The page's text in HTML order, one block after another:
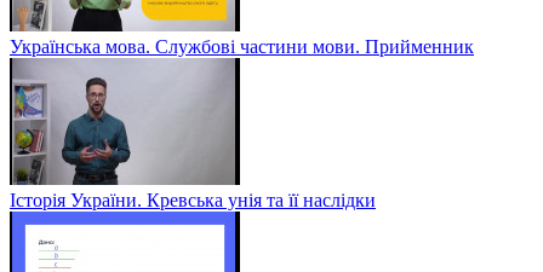
Українська мова. Службові частини мови. Прийменник
Історія України. Кревська унія та її наслідки